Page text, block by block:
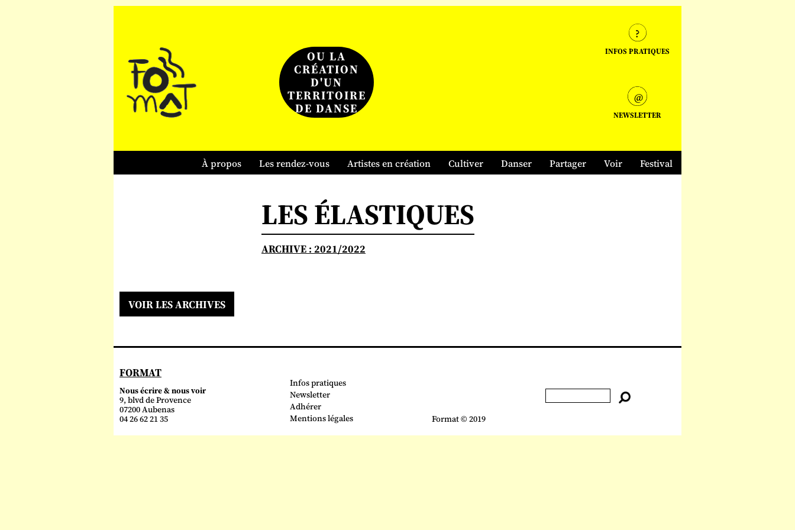
OU LA
CRÉATION
D'UN
TERRITOIRE
DE DANSE
INFOS PRATIQUES
NEWSLETTER
À propos Les rendez-vous Artistes en création Cultiver Danser Partager Voir Festival
LES ÉLASTIQUES
ARCHIVE : 2021/2022
VOIR LES ARCHIVES
FORMAT
Nous écrire & nous voir
9, blvd de Provence
07200 Aubenas
04 26 62 21 35
Infos pratiques
Newsletter
Adhérer
Mentions légales
Format © 2019